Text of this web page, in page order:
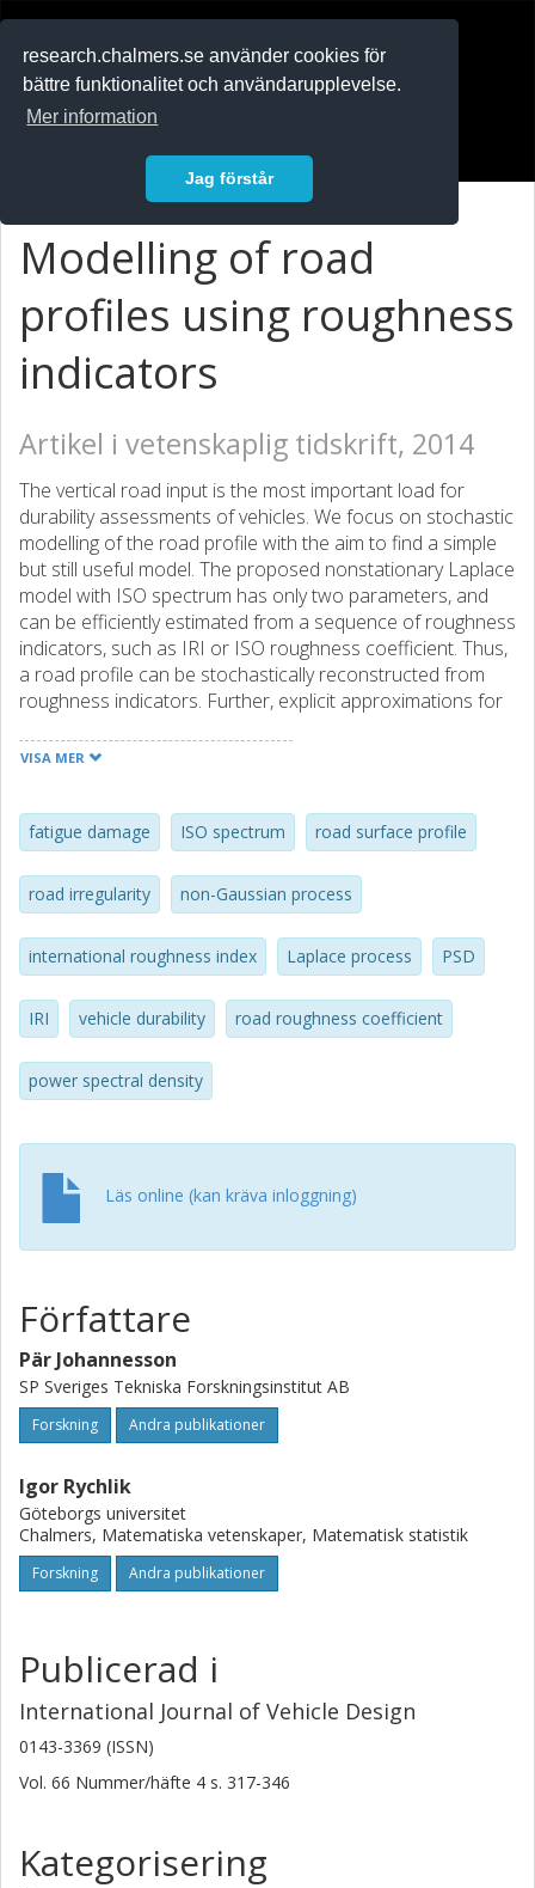
research.chalmers.se använder cookies för
bättre funktionalitet och användarupplevelse.
Mer information
Jag förstår
Modelling of road
profiles using roughness
indicators
Artikel i vetenskaplig tidskrift, 2014
The vertical road input is the most important load for
durability assessments of vehicles. We focus on stochastic
modelling of the road profile with the aim to find a simple
but still useful model. The proposed nonstationary Laplace
model with ISO spectrum has only two parameters, and
can be efficiently estimated from a sequence of roughness
indicators, such as IRI or ISO roughness coefficient. Thus,
a road profile can be stochastically reconstructed from
roughness indicators. Further, explicit approximations for
The usefulness of the proposed Laplace-ISO model is
VISA MER
fatigue damage ISO spectrum road surface profile
road irregularity non-Gaussian process
international roughness index Laplace process PSD
IRI vehicle durability road roughness coefficient
power spectral density
Läs online (kan kräva inloggning)
Författare
Pär Johannesson
SP Sveriges Tekniska Forskningsinstitut AB
Forskning Andra publikationer
Igor Rychlik
Göteborgs universitet
Chalmers, Matematiska vetenskaper, Matematisk statistik
Forskning Andra publikationer
Publicerad i
International Journal of Vehicle Design
0143-3369 (ISSN)
Vol. 66 Nummer/häfte 4 s. 317-346
Kategorisering